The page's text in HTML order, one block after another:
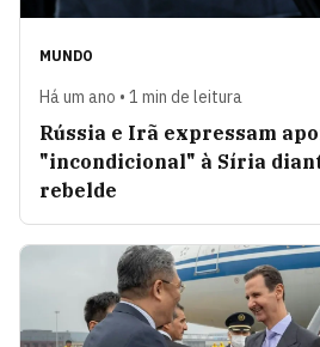
MUNDO
Há um ano • 1 min de leitura
Rússia e Irã expressam
"incondicional" à Síria
rebelde